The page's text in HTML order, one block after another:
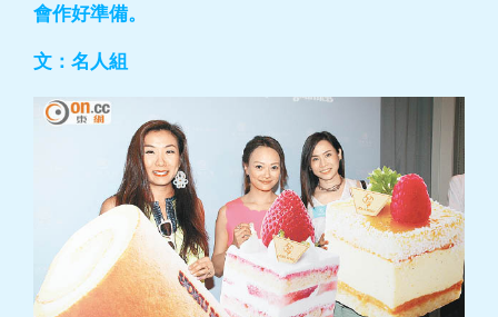
會作好準備。
文：名人組